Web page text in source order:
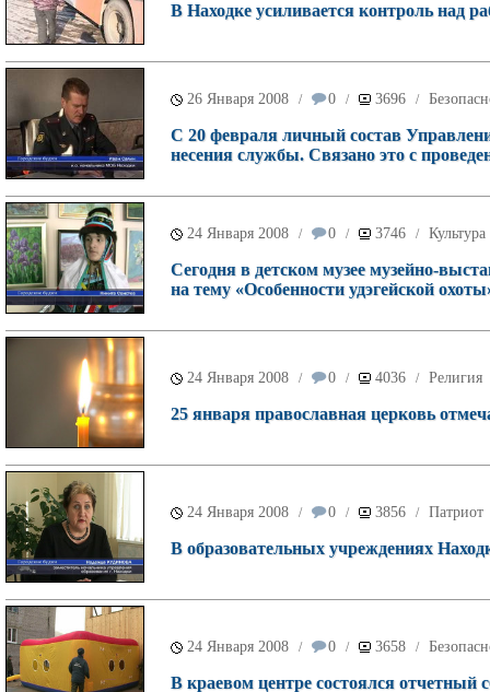
В Находке усиливается контроль над
26 Января 2008 / 0 / 3696 /
С 20 февраля личный состав
несения службы. Связано это с
24 Января 2008 / 0 / 3746 / Культура
Сегодня в детском музее музейно-
на тему «Особенности удэгейской
24 Января 2008 / 0 / 4036 / Религия
25 января православная церковь
24 Января 2008 / 0 / 3856 / Патриот
В образовательных учреждениях
24 Января 2008 / 0 / 3658 /
В краевом центре состоялся